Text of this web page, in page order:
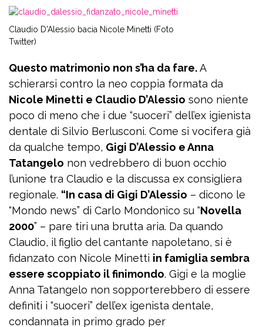
Claudio D'Alessio bacia Nicole Minetti (Foto
Twitter)
Questo matrimonio non s’ha da fare.A
schierarsi contro la neo coppia formata da
Nicole Minetti e Claudio D’Alessio sono niente
poco di meno che i due “suoceri” dell’ex igienista
dentale di Silvio Berlusconi. Come si vocifera già
da qualche tempo, Gigi D’Alessio e Anna
Tatangelo non vedrebbero di buon occhio
l’unione tra Claudio e la discussa ex consigliera
regionale. “In casa di Gigi D’Alessio – dicono le
“Mondo news” di Carlo Mondonico su “Novella
2000” – pare tiri una brutta aria. Da quando
Claudio, il figlio del cantante napoletano, si è
fidanzato con Nicole Minetti in famiglia sembra
essere scoppiato il finimondo. Gigi e la moglie
Anna Tatangelo non sopporterebbero di essere
definiti i “suoceri” dell’ex igenista dentale,
condannata in primo grado per